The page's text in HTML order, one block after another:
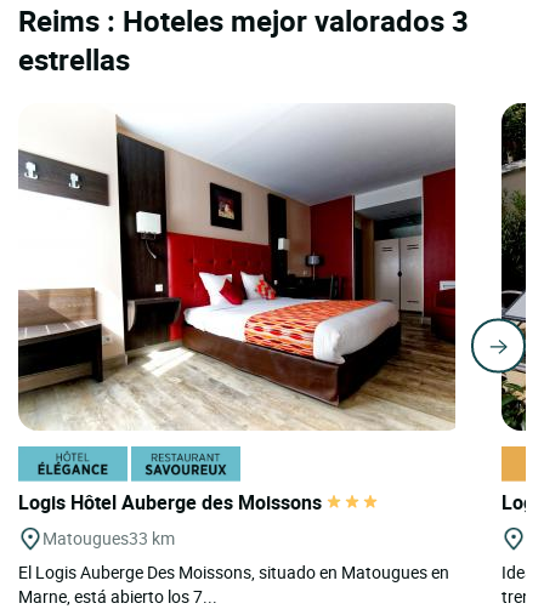
Reims : Hoteles mejor valorados 3
estrellas
Logis Hôtel Auberge des Moissons
Matougues33 km
El Logis Auberge Des Moissons, situado en Matougues en
Marne, está abierto los 7...
tren,